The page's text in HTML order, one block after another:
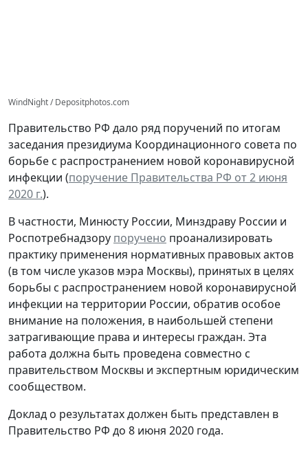
WindNight / Depositphotos.com
Правительство РФ дало ряд поручений по итогам
заседания президиума Координационного совета по
борьбе с распространением новой коронавирусной
инфекции (поручение Правительства РФ от 2 июня
2020 г.).
В частности, Минюсту России, Минздраву России и
Роспотребнадзору поручено проанализировать
практику применения нормативных правовых актов
(в том числе указов мэра Москвы), принятых в целях
борьбы с распространением новой коронавирусной
инфекции на территории России, обратив особое
внимание на положения, в наибольшей степени
затрагивающие права и интересы граждан. Эта
работа должна быть проведена совместно с
правительством Москвы и экспертным юридическим
сообществом.
Доклад о результатах должен быть представлен в
Правительство РФ до 8 июня 2020 года.